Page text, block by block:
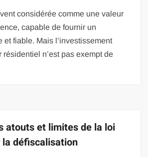
considérée comme une valeur
capable de fournir un
et fiable. Mais l’investissement
résidentiel n’est pas exempt de
atouts et limites de la loi
défiscalisation